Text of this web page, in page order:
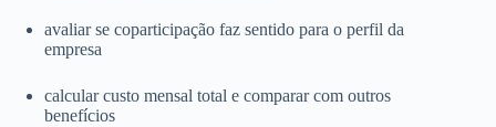
avaliar se coparticipação faz sentido para o perfil da
empresa
calcular custo mensal total e comparar com outros
benefícios